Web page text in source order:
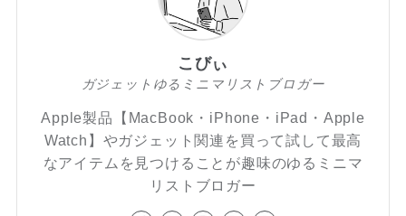
こびぃ
ガジェットゆるミニマリストブロガー
Apple製品【MacBook・iPhone・iPad・Apple
Watch】やガジェット関連を買って試して最高
なアイテムを見つけることが趣味のゆるミニマ
リストブロガー